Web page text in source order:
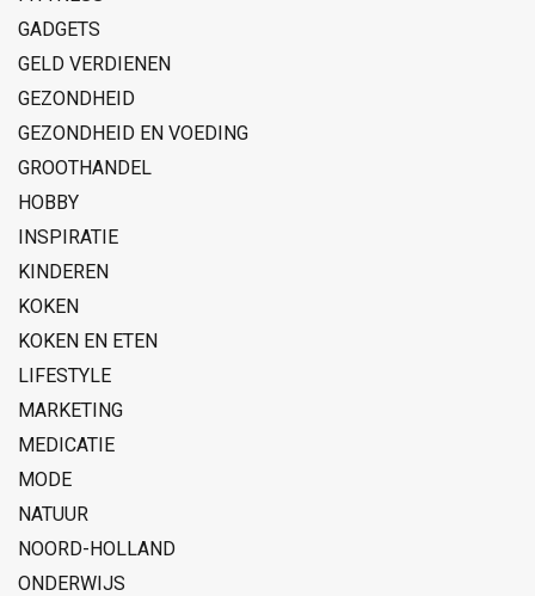
GADGETS
GELD VERDIENEN
GEZONDHEID
GEZONDHEID EN VOEDING
GROOTHANDEL
HOBBY
INSPIRATIE
KINDEREN
KOKEN
KOKEN EN ETEN
LIFESTYLE
MARKETING
MEDICATIE
MODE
NATUUR
NOORD-HOLLAND
ONDERWIJS